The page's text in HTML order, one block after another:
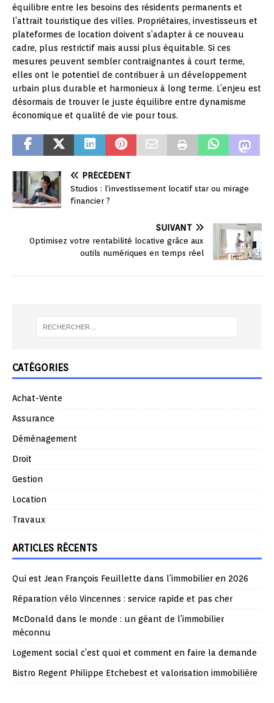
équilibre entre les besoins des résidents permanents et
l’attrait touristique des villes. Propriétaires, investisseurs et
plateformes de location doivent s’adapter à ce nouveau
cadre, plus restrictif mais aussi plus équitable. Si ces
mesures peuvent sembler contraignantes à court terme,
elles ont le potentiel de contribuer à un développement
urbain plus durable et harmonieux à long terme. L’enjeu est
désormais de trouver le juste équilibre entre dynamisme
économique et qualité de vie pour tous.
PRÉCÉDENT
Studios : l’investissement locatif star ou mirage
financier ?
SUIVANT
Optimisez votre rentabilité locative grâce aux
outils numériques en temps réel
CATÉGORIES
Achat-Vente
Assurance
Déménagement
Droit
Gestion
Location
Travaux
ARTICLES RÉCENTS
Qui est Jean François Feuillette dans l’immobilier en 2026
Réparation vélo Vincennes : service rapide et pas cher
McDonald dans le monde : un géant de l’immobilier
méconnu
Logement social c’est quoi et comment en faire la demande
Bistro Regent Philippe Etchebest et valorisation immobilière